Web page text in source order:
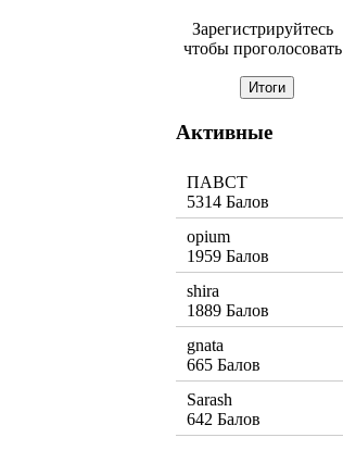
Зарегистрируйтесь
чтобы проголосовать
Активные
ПАВСТ
5314 Балов
opium
1959 Балов
shira
1889 Балов
gnata
665 Балов
Sarash
642 Балов